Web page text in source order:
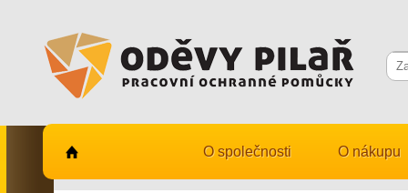
O společnosti O nákupu
Kontaktujte nás